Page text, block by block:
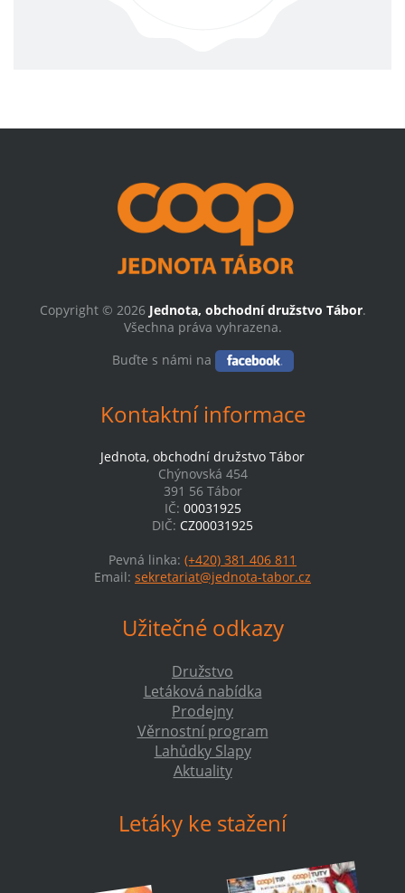
Copyright © 2026 Jednota, obchodní družstvo Tábor.
Všechna práva vyhrazena.
Buďte s námi na
Kontaktní informace
Jednota, obchodní družstvo Tábor
Chýnovská 454
391 56 Tábor
IČ: 00031925
DIČ: CZ00031925
Pevná linka: (+420) 381 406 811
Email: sekretariat@jednota-tabor.cz
Užitečné odkazy
Družstvo
Letáková nabídka
Prodejny
Věrnostní program
Lahůdky Slapy
Aktuality
Letáky ke stažení